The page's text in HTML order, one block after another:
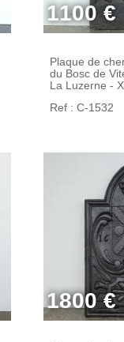
1100 €
Plaque de
du Bosc de
La Luzerne -
Ref : C-1532
1800 €